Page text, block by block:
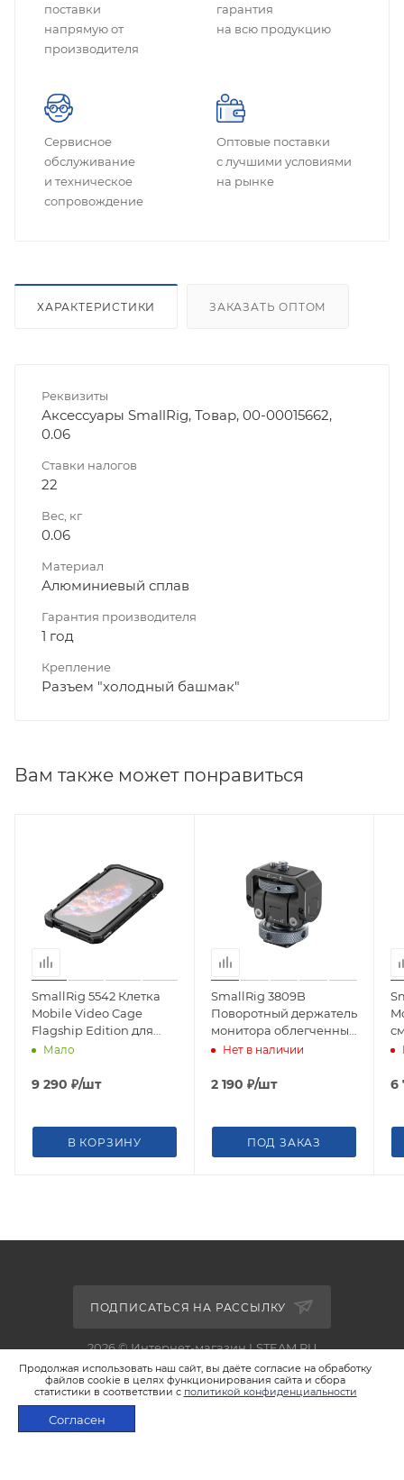
Продолжая использовать наш сайт, вы даёте согласие на обработку
файлов cookie в целях функционирования сайта и сбора
статистики в соответствии с политикой конфиденциальности
Согласен
поставки
напрямую от
производителя
гарантия
на всю продукцию
Сервисное
обслуживание
и техническое
сопровождение
Оптовые поставки
с лучшими условиями
на рынке
ХАРАКТЕРИСТИКИ ЗАКАЗАТЬ ОПТОМ
Реквизиты
Аксессуары SmallRig, Товар, 00-00015662,
0.06
Ставки налогов
22
Вес, кг
0.06
Материал
Алюминиевый сплав
Гарантия производителя
1 год
Крепление
Разъем "холодный башмак"
Вам также может понравиться
SmallRig 5542 Клетка
Mobile Video Cage
Flagship Edition для
смартфона iPhone 17
Мало
9 290 ₽/шт
В КОРЗИНУ
SmallRig 3809B
Поворотный держатель
монитора облегченный
Monitor Mount with Cold
Нет в наличии
2 190 ₽/шт
ПОД ЗАКАЗ
6
ПОДПИСАТЬСЯ НА РАССЫЛКУ
2026 © Интернет-магазин LSTEAM.RU